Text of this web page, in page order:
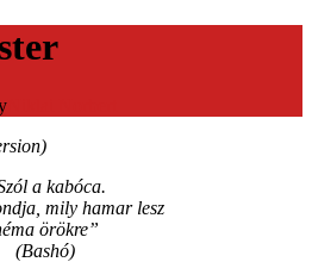
a kabóca.
mily hamar lesz
örökre”
(Bashó)